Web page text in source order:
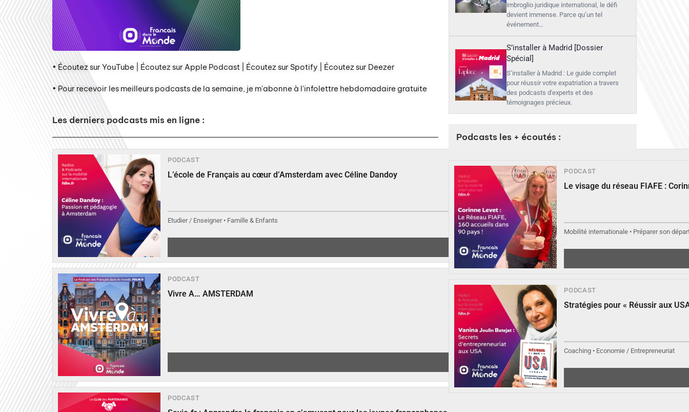
• Écoutez sur YouTube | Écoutez sur Apple Podcast | Écoutez sur Spotify | Écoutez sur Deezer
• Pour recevoir les meilleurs podcasts de la semaine, je m'abonne à l'infolettre hebdomadaire gratuite
Les derniers podcasts mis en ligne :
PODCAST
L’école de Français au cœur d’Amsterdam avec Céline Dandoy
Etudier / Enseigner • Famille & Enfants
▶︎ Écouter
PODCAST
Vivre A… AMSTERDAM
PODCAST
imbroglio juridique international, le défi
devient immense. Parce qu’un tel
événement…
S’installer à Madrid [Dossier
Spécial]
S’installer à Madrid : Le guide complet
pour réussir votre expatriation a travers
des podcasts d'experts et des
témoignages précieux.
Podcasts les + écoutés :
PODCAST
Le visage du réseau FIAFE :
Mobilité internationale • Préparer son
PODCAST
Stratégies pour « Réussir aux
Coaching • Economie / Entrepreneuriat